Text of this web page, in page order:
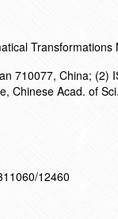
710077, China; (2)
Chinese Acad. of
12460